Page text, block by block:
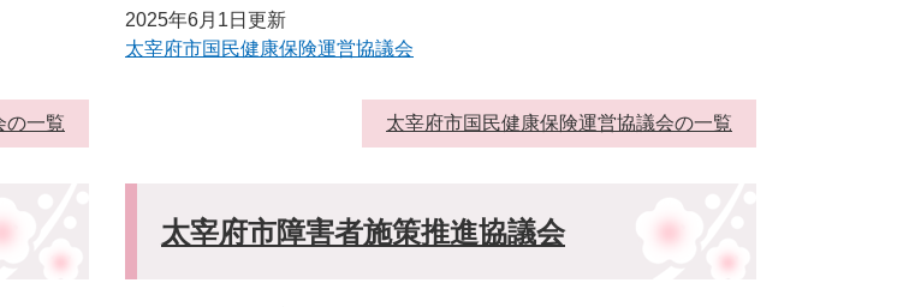
の一覧
2025年6月1日更新
太宰府市国民健康保険運営協議会
太宰府市国民健康保険運営協議会の一覧
太宰府市障害者施策推進協議会